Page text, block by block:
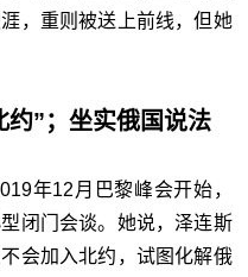
，重则被送上前线，但她
约”；坐实俄国说法
年12月巴黎峰会开始，
闭门会谈。她说，泽连斯
会加入北约，试图化解俄